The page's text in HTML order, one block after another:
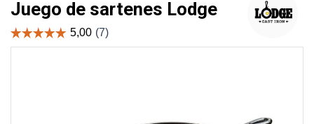
Juego de sartenes Lodge